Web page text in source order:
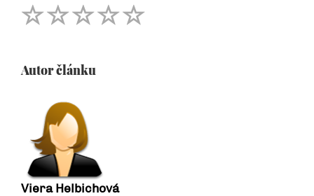
Autor článku
Viera Helbichová